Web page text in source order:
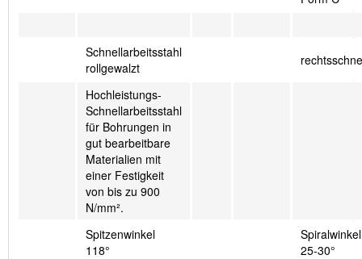
Schnellarbeitsstahl
rollgewalzt
Hochleistungs-
Schnellarbeitsstahl
für Bohrungen in
gut bearbeitbare
Materialien mit
einer Festigkeit
von bis zu 900
N/mm².
Spitzenwinkel
118°
Spiralwinkel
25-30°